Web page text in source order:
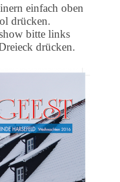
einfach oben
drücken.
bitte links
drücken.